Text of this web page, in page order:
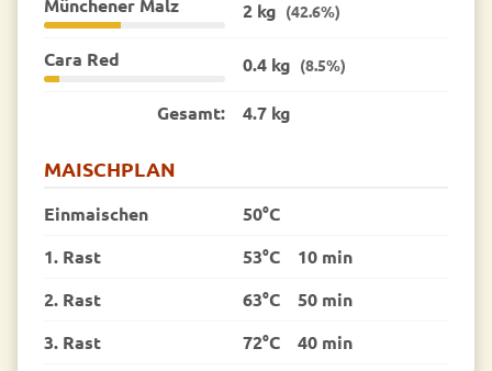
Münchener Malz 2 kg (42.6%)
Cara Red 0.4 kg (8.5%)
Gesamt: 4.7 kg
MAISCHPLAN
Einmaischen
50°C
1. Rast
53°C
10 min
2. Rast
63°C
50 min
3. Rast
72°C
40 min